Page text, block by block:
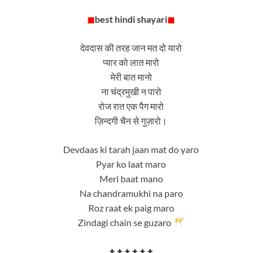
◼best hindi shayari◼
देवदास की तरह जान मत दो यारो
प्यार को लात मारो
मेरी बात मानो
ना चंद्रमुखी न पारो
रोज रात एक पैग मारो
ज़िन्दगी चैन से गुज़ारो।
Devdaas ki tarah jaan mat do yaro
Pyar ko laat maro
Meri baat mano
Na chandramukhi na paro
Roz raat ek paig maro
Zindagi chain se guzaro
✦✦✦✦✦✦